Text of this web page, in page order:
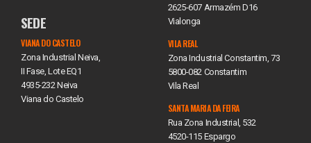
SEDE
VIANA DO CASTELO
Zona Industrial Neiva,
II Fase, Lote EQ1
4935-232 Neiva
Viana do Castelo
2625-607 Armazém D16
Vialonga
VILA REAL
Zona Industrial Constantim, 73
5800-082 Constantim
Vila Real
SANTA MARIA DA FEIRA
Rua Zona Industrial, 532
4520-115 Espargo